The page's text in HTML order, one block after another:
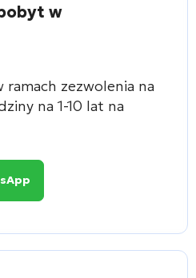
w
ramach zezwolenia na
na 1-10 lat na